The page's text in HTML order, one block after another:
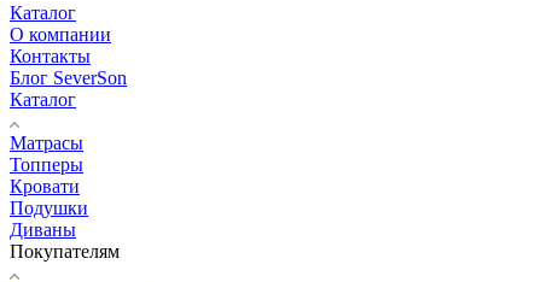
Каталог
О компании
Контакты
Блог SeverSon
Каталог
Матрасы
Топперы
Кровати
Подушки
Диваны
Покупателям